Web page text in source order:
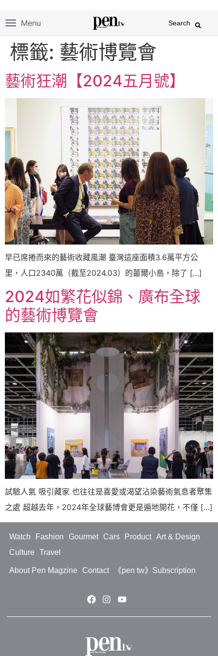
Menu Search
標籤: 藝術博覽會
藝術狂潮【2024五月號】
早已席捲而來的藝術收藏風潮 臺灣這座面積3.6萬平方公
里，人口2340萬（截至2024.03）的蕞爾小島，除了 […]
2024如繁花似錦、廣布全球
的藝術博覽會
試驗人氣 吸引藏家 也往往是喜愛或渴望沾染藝術氣息者聚集
之處 超越去年，2024年全球藝博會更是遍地開花，不僅 […]
Watch Fashion Gourmet Cars Product
Art & Design
Culture
Travel
About Pen Magzine Contact 《pen tw》Subscription